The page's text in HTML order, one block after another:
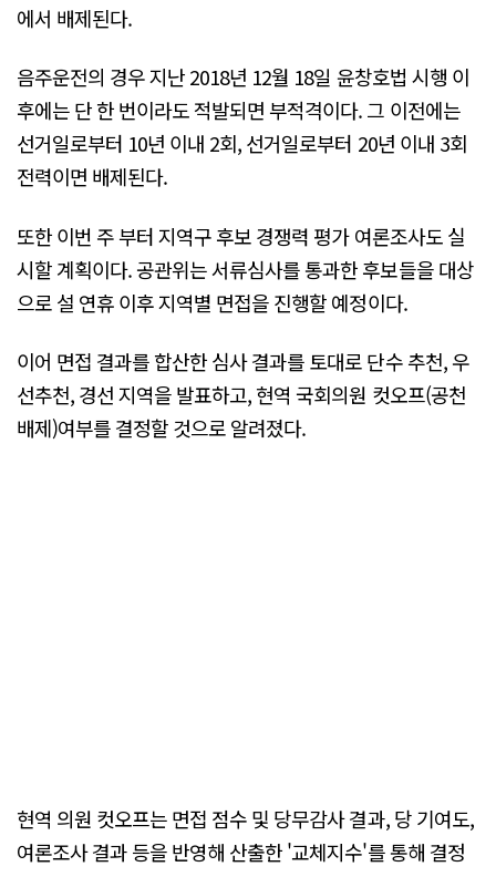
에서 배제된다.
음주운전의 경우 지난 2018년 12월 18일 윤창호법 시행 이
후에는 단 한 번이라도 적발되면 부적격이다. 그 이전에는
선거일로부터 10년 이내 2회, 선거일로부터 20년 이내 3회
전력이면 배제된다.
또한 이번 주 부터 지역구 후보 경쟁력 평가 여론조사도 실
시할 계획이다. 공관위는 서류심사를 통과한 후보들을 대상
으로 설 연휴 이후 지역별 면접을 진행할 예정이다.
이어 면접 결과를 합산한 심사 결과를 토대로 단수 추천, 우
선추천, 경선 지역을 발표하고, 현역 국회의원 컷오프(공천
배제)여부를 결정할 것으로 알려졌다.
현역 의원 컷오프는 면접 점수 및 당무감사 결과, 당 기여도,
여론조사 결과 등을 반영해 산출한 '교체지수'를 통해 결정